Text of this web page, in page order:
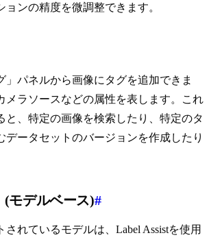
ョンの精度を微調整できます。
」パネルから画像にタグを追加できま
メラソースなどの属性を表します。これ
と、特定の画像を検索したり、特定のタ
データセットのバージョンを作成したり
(モデルベース)#
されているモデルは、Label Assistを使用